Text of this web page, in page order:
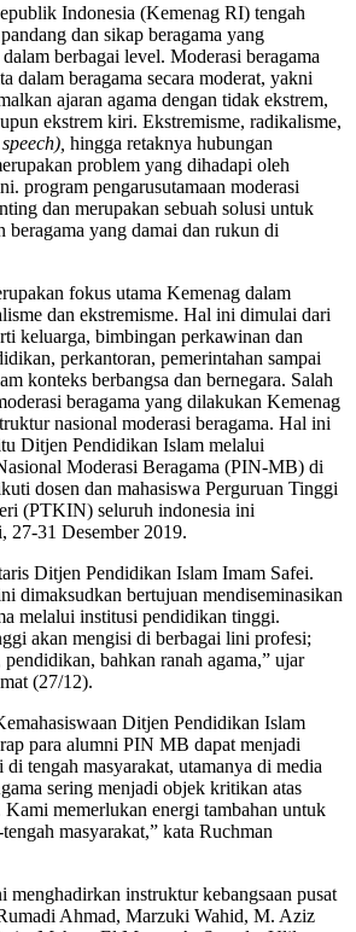
Indonesia (Kemenag RI) tengah
dan sikap beragama yang
berbagai level. Moderasi beragama
dalam beragama secara moderat, yakni
ajaran agama dengan tidak ekstrem,
ekstrem kiri. Ekstremisme, radikalisme,
hingga retaknya hubungan
problem yang dihadapi oleh
program pengarusutamaan moderasi
dan merupakan sebuah solusi untuk
beragama yang damai dan rukun di
fokus utama Kemenag dalam
dan ekstremisme. Hal ini dimulai dari
keluarga, bimbingan perkawinan dan
perkantoran, pemerintahan sampai
konteks berbangsa dan bernegara. Salah
beragama yang dilakukan Kemenag
nasional moderasi beragama. Hal ini
Ditjen Pendidikan Islam melalui
Moderasi Beragama (PIN-MB) di
dosen dan mahasiswa Perguruan Tinggi
(PTKIN) seluruh indonesia ini
27-31 Desember 2019.
Ditjen Pendidikan Islam Imam Safei.
dimaksudkan bertujuan mendiseminasikan
melalui institusi pendidikan tinggi.
akan mengisi di berbagai lini profesi;
bahkan ranah agama,” ujar
(27/12).
Ditjen Pendidikan Islam
para alumni PIN MB dapat menjadi
tengah masyarakat, utamanya di media
sering menjadi objek kritikan atas
memerlukan energi tambahan untuk
masyarakat,” kata Ruchman
instruktur kebangsaan pusat
Ahmad, Marzuki Wahid, M. Aziz